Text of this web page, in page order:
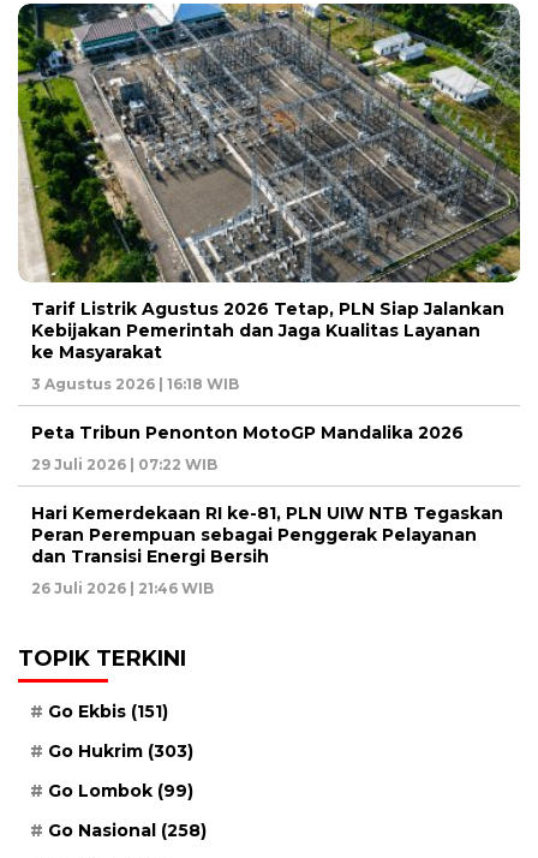
Tarif Listrik Agustus 2026 Tetap, PLN Siap Jalankan
Kebijakan Pemerintah dan Jaga Kualitas Layanan
ke Masyarakat
3 Agustus 2026 | 16:18 WIB
Peta Tribun Penonton MotoGP Mandalika 2026
29 Juli 2026 | 07:22 WIB
Hari Kemerdekaan RI ke-81, PLN UIW NTB Tegaskan
Peran Perempuan sebagai Penggerak Pelayanan
dan Transisi Energi Bersih
26 Juli 2026 | 21:46 WIB
TOPIK TERKINI
Go Ekbis (151)
Go Hukrim (303)
Go Lombok (99)
Go Nasional (258)